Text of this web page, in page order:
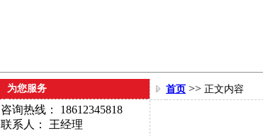
为您服务
咨询热线： 18612345818
联系人： 王经理
首页 >> 正文内容